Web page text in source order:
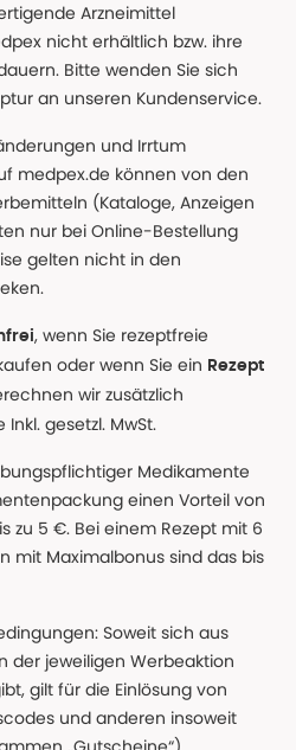
Arzneimittel
nicht erhältlich bzw. ihre
Bitte wenden Sie sich
an unseren Kundenservice.
und Irrtum
medpex.de können von den
(Kataloge, Anzeigen
nur bei Online-Bestellung
gelten nicht in den
, wenn Sie rezeptfreie
oder wenn Sie ein Rezept
wir zusätzlich
gesetzl. MwSt.
Medikamente
einen Vorteil von
zu 5 €. Bei einem Rezept mit 6
mit Maximalbonus sind das bis
Soweit sich aus
der jeweiligen Werbeaktion
gilt für die Einlösung von
und anderen insoweit